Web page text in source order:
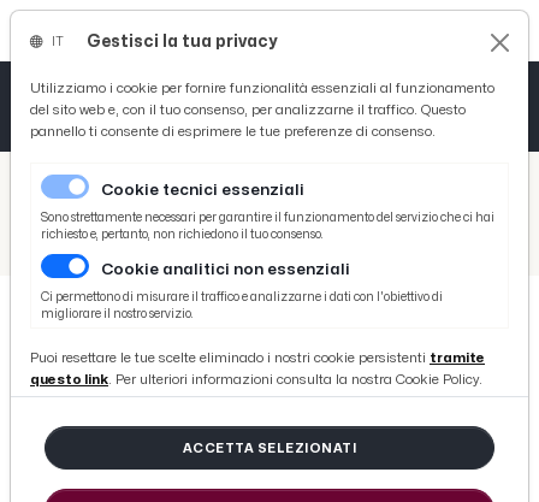
/ Picenotime
/ Comunicati Stampa
San Benedetto: liceo linguistico Capriotti, ''Giornata mondiale della lingua latina''
San Benedetto: liceo linguistico
Capriotti, ''Giornata mondiale
della lingua latina''
Gestisci la tua privacy
Utilizziamo i cookie per fornire funzionalità essenziali al funzionamento
del sito web e, con il tuo consenso, per analizzarne il traffico. Questo
pannello ti consente di esprimere le tue preferenze di consenso.
Cookie tecnici essenziali
Sono strettamente necessari per garantire il funzionamento del servizio che ci hai
richiesto e, pertanto, non richiedono il tuo consenso.
Cookie analitici non essenziali
Ci permettono di misurare il traffico e analizzarne i dati con l'obiettivo di
migliorare il nostro servizio.
Puoi resettare le tue scelte eliminado i nostri cookie persistenti tramite
questo link. Per ulteriori informazioni consulta la nostra Cookie Policy.
ACCETTA SELEZIONATI
Tutto News
Tutto Sport
Basket
Ciclismo
Tutto Curiosità